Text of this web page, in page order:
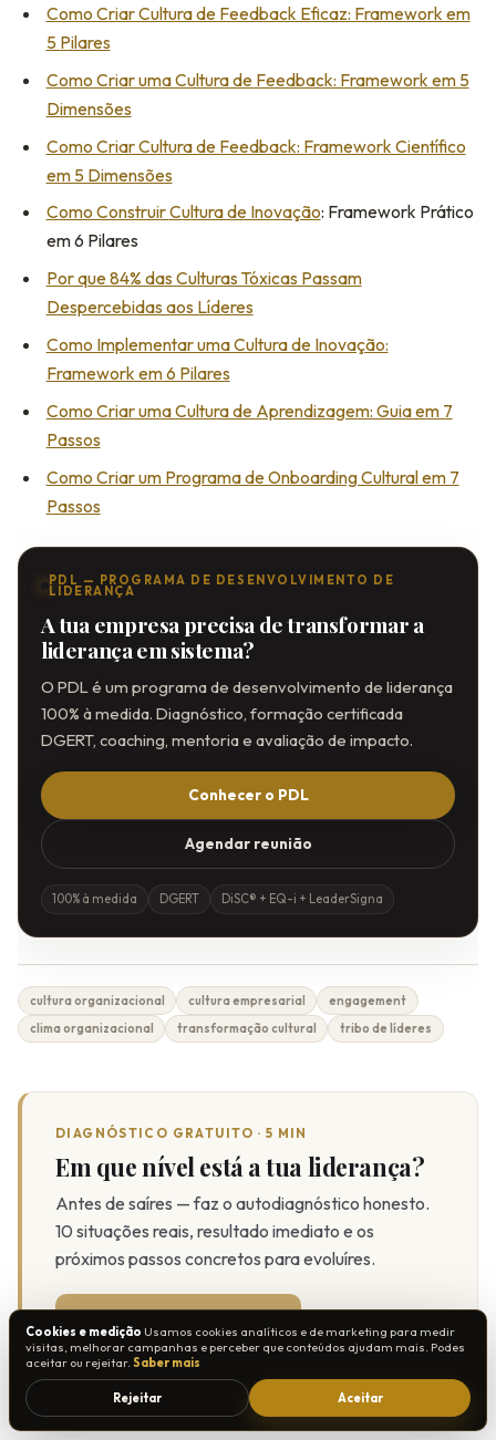
Como Criar Cultura de Feedback Eficaz: Framework em
5 Pilares
Como Criar uma Cultura de Feedback: Framework em 5
Dimensões
Como Criar Cultura de Feedback: Framework Científico
em 5 Dimensões
Como ConstruirCultura de Inovação: Framework Prático
em 6 Pilares
Por que 84% das Culturas Tóxicas Passam
Despercebidas aos Líderes
Como Implementar uma Cultura de Inovação:
Framework em 6 Pilares
Como Criar uma Cultura de Aprendizagem: Guia em 7
Passos
Como Criar um Programa de Onboarding Cultural em 7
Passos
PDL — PROGRAMA DE DESENVOLVIMENTO DE
LIDERANÇA
A tua empresa precisa de transformar a
liderança em sistema?
O PDL é um programa de desenvolvimento de liderança
100% à medida. Diagnóstico, formação certificada
DGERT, coaching, mentoria e avaliação de impacto.
Conhecer o PDL
Agendar reunião
100% à medida DGERT DiSC® + EQ-i + LeaderSigna
cultura organizacional cultura empresarial
engagement
clima organizacional
transformação cultural tribo de líderes
DIAGNÓSTICO GRATUITO · 5 MIN
Em que nível está a tua liderança?
Antes de saíres — faz o autodiagnóstico honesto.
10 situações reais, resultado imediato e os
próximos passos concretos para evoluíres.
Fazer o diagnóstico →
grátis · sem compromisso
Cookies e medição Usamos cookies analíticos e de marketing para medir
visitas, melhorar campanhas e perceber que conteúdos ajudam mais. Podes
aceitar ou rejeitar.Saber mais
Rejeitar Aceitar